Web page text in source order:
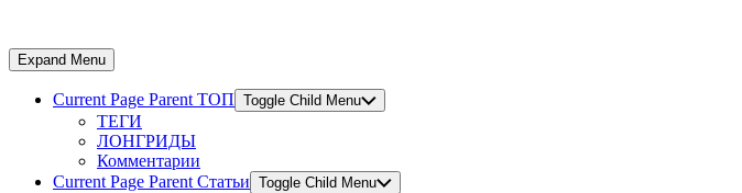
Expand Menu
Current Page Parent ТОП Toggle Child Menu
ТЕГИ
ЛОНГРИДЫ
Комментарии
Current Page Parent Статьи Toggle Child Menu